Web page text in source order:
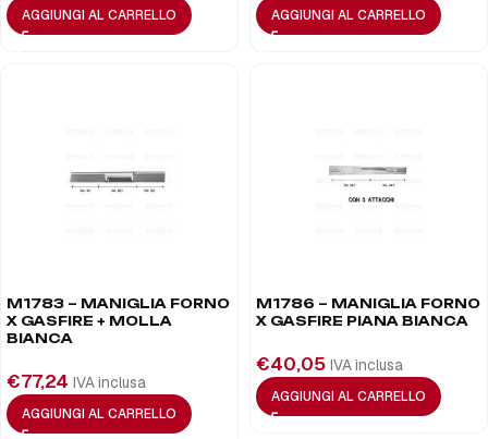
AGGIUNGI AL CARRELLO AGGIUNGI AL CARRELLO
M1783 – MANIGLIA FORNO
X GASFIRE + MOLLA
BIANCA
€77,24 IVA inclusa
AGGIUNGI AL CARRELLO
M1786 – MANIGLIA FORNO
X GASFIRE PIANA BIANCA
€40,05 IVA inclusa
AGGIUNGI AL CARRELLO